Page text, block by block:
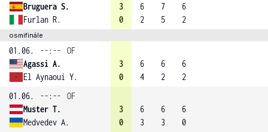
Bruguera S.
Furlan R.
3
0
6
2
7
5
6
2
osmifinále
01.06. --:--
OF
Agassi A.
El Aynaoui Y.
3
0
6
4
6
2
6
2
01.06.
--:--
OF
Muster T.
Medvedev A.
3
0
6
3
6
3
6
0